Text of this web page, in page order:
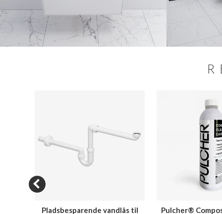
Pladsbesparende vandlås til
Pulcher®